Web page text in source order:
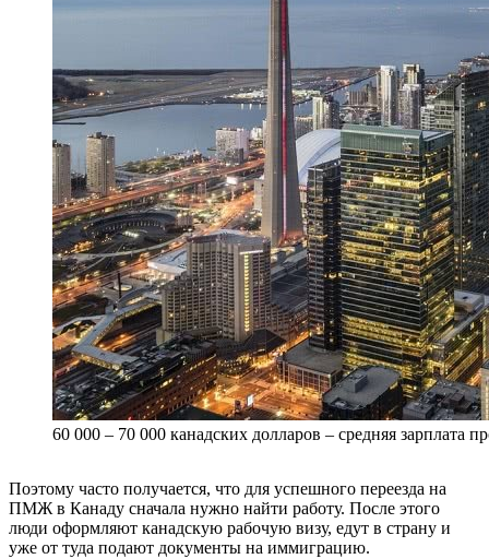
60 000 – 70 000 канадских долларов – средняя зарплата
Поэтому часто получается, что для успешного переезда на
ПМЖ в Канаду сначала нужно найти работу. После этого
люди оформляют канадскую рабочую визу, едут в страну и
уже от туда подают документы на иммиграцию.